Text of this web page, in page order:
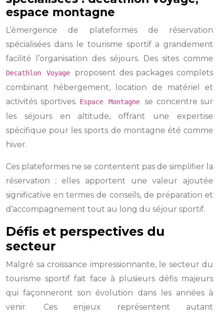
espace montagne
L’émergence de plateformes de réservation
spécialisées dans le tourisme sportif a grandement
facilité l’organisation des séjours. Des sites comme
Decathlon Voyage proposent des packages complets
combinant hébergement, location de matériel et
activités sportives. Espace Montagne se concentre sur
les séjours en altitude, offrant une expertise
spécifique pour les sports de montagne été comme
hiver.
Ces plateformes ne se contentent pas de simplifier la
réservation ; elles apportent une valeur ajoutée
significative en termes de conseils, de préparation et
d’accompagnement tout au long du séjour sportif.
Défis et perspectives du
secteur
Malgré sa croissance impressionnante, le secteur du
tourisme sportif fait face à plusieurs défis majeurs
qui façonneront son évolution dans les années à
venir. Ces enjeux représentent autant